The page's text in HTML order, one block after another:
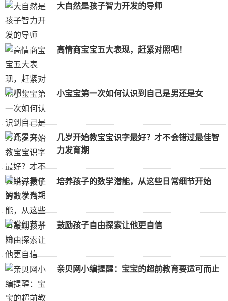
大自然是孩子智力开发的导师
高情商宝宝五大表现，赶紧对照吧！
小宝宝第一次如何认识到自己是男还是女
几岁开始教宝宝识字最好？才不会错过最佳智
力发育期
培养孩子的数学潜能，从这些日常细节开始
鼓励孩子自由探索让他更自信
亲贝网小编提醒：宝宝的超前教育要适可而止